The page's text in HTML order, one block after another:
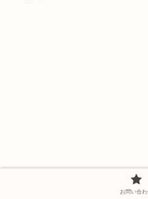
お問い合